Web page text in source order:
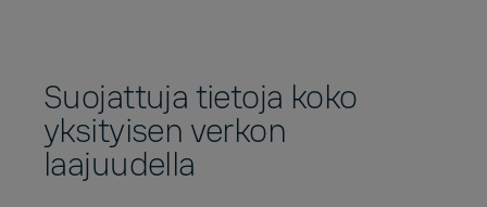
Suojattuja tietoja koko
yksityisen verkon
laajuudella